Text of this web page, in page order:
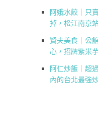
阿娥水餃｜只
掉，松江南京
賢夫美食｜公
心，招牌紫米
阿仁炒飯｜超
內的台北最強